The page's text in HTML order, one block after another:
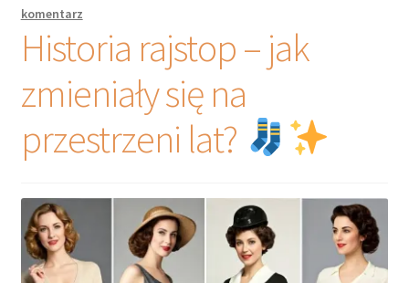
komentarz
Historia rajstop – jak
zmieniały się na
przestrzeni lat?